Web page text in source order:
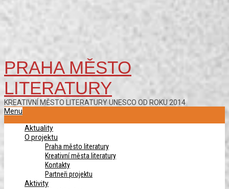
PRAHA MĚSTO
LITERATURY
KREATIVNÍ MĚSTO LITERATURY UNESCO OD ROKU 2014
Primary
Menu
Aktuality
O projektu
Praha město literatury
Kreativní města literatury
Kontakty
Partneři projektu
Aktivity